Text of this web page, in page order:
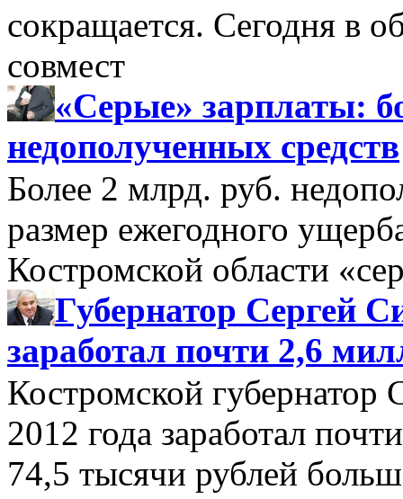
сокращается. Сегодня в
совмест
«Серые» зарплаты:
недополученных средств
Более 2 млрд. руб.
размер ежегодного
Костромской области
Губернатор Сергей
заработал почти 2,6
Костромской губернатор
2012 года заработал
74,5 тысячи рублей